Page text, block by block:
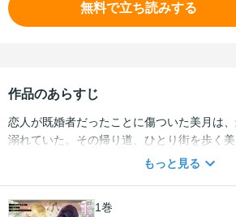
無料で立ち読みする
作品のあらすじ
恋人が既婚者だったことに傷ついた美月は
溺れていた。その帰り道、ひとり街を歩く
現れる。その先にあったのは…異世界の王
もっと見る
1巻